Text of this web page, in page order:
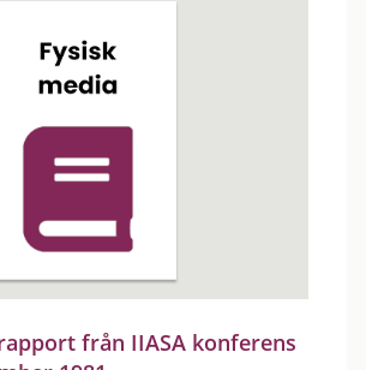
från IIASA konferens